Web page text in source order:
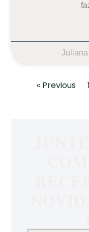
« Previous 1